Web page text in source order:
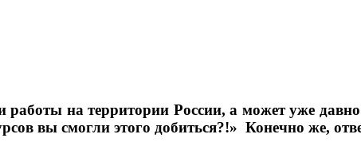
работы на территории России, а может уже
вы смогли этого добиться?!» Конечно же,